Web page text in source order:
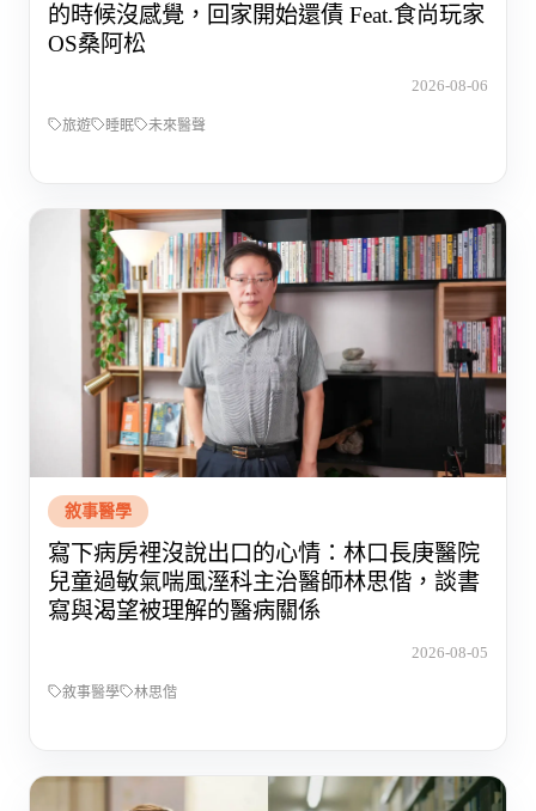
的時候沒感覺，回家開始還債 Feat.食尚玩家
OS桑阿松
2026-08-06
旅遊 睡眠 未來醫聲
敘事醫學
寫下病房裡沒說出口的心情：林口長庚醫院
兒童過敏氣喘風溼科主治醫師林思偕，談書
寫與渴望被理解的醫病關係
2026-08-05
敘事醫學 林思偕